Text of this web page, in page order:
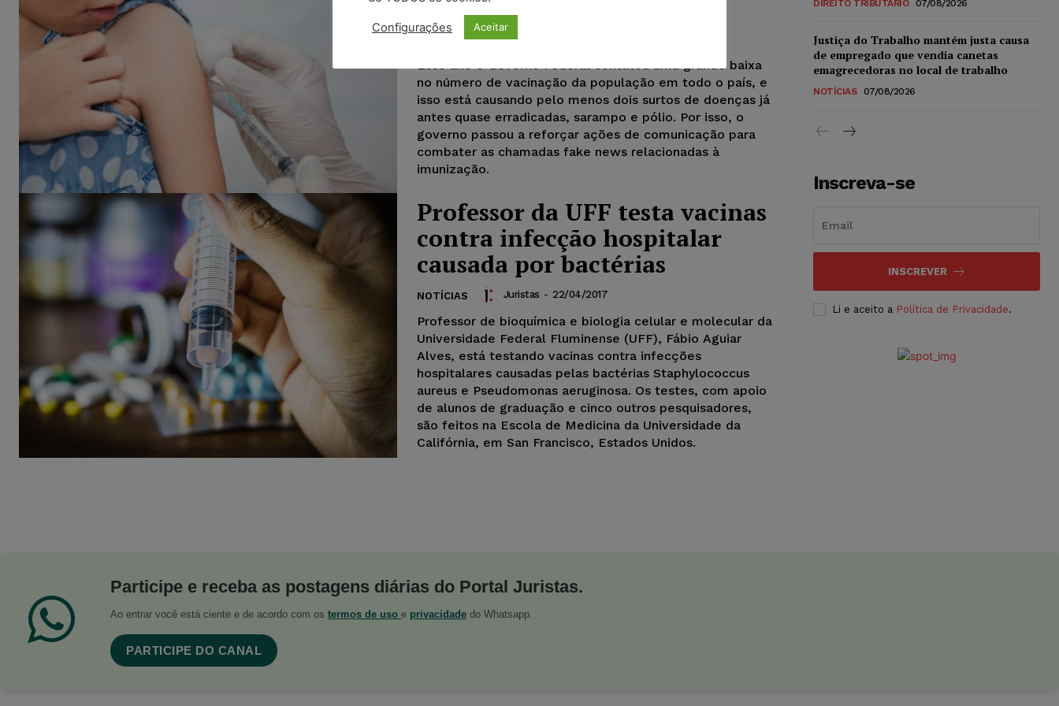
vacinação
NOTÍCIAS Juristas
Esse ano o Governo Federal contatou uma grande baixa
no número de vacinação da população em todo o país, e
isso está causando pelo menos dois surtos de doenças já
antes quase erradicadas, sarampo e pólio. Por isso, o
governo passou a reforçar ações de comunicação para
combater as chamadas fake news relacionadas à
imunização.
Professor da UFF testa vacinas
contra infecção hospitalar
causada por bactérias
NOTÍCIAS Juristas - 22/04/2017
Professor de bioquímica e biologia celular e molecular da
Universidade Federal Fluminense (UFF), Fábio Aguiar
Alves, está testando vacinas contra infecções
hospitalares causadas pelas bactérias Staphylococcus
aureus e Pseudomonas aeruginosa. Os testes, com apoio
de alunos de graduação e cinco outros pesquisadores,
são feitos na Escola de Medicina da Universidade da
Califórnia, em San Francisco, Estados Unidos.
DIREITO TRIBUTÁRIO 07/08/2026
Justiça do Trabalho mantém justa causa
de empregado que vendia canetas
emagrecedoras no local de trabalho
NOTÍCIAS 07/08/2026
Inscreva-se
INSCREVER
Li e aceito a Política de Privacidade.
Participe e receba as postagens diárias do Portal Juristas.
Ao entrar você está ciente e de acordo com os termos de uso e privacidade do Whatsapp.
PARTICIPE DO CANAL
Configurações Aceitar